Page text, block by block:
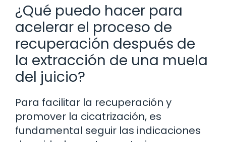
¿Qué puedo hacer para
acelerar el proceso de
recuperación después de
la extracción de una muela
del juicio?
Para facilitar la recuperación y
promover la cicatrización, es
fundamental seguir las indicaciones